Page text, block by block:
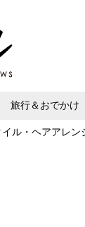
ル・ヘアアレン
旅行＆おでかけ